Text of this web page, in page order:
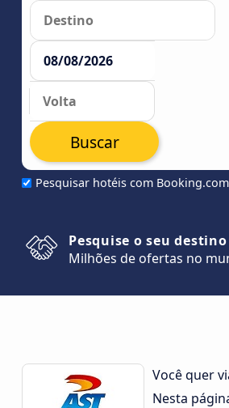
Pesquisar hotéis com Booking.com
Buscar
Pesquise o seu destino
Milhões de ofertas no
Você quer
Nesta